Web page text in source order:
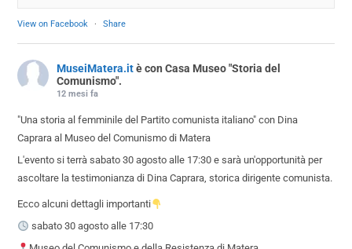
View on Facebook · Share
MuseiMatera.it è con Casa Museo "Storia del
Comunismo".
12 mesi fa
"Una storia al femminile del Partito comunista italiano" con Dina
Caprara al Museo del Comunismo di Matera
L'evento si terrà sabato 30 agosto alle 17:30 e sarà un'opportunità per
ascoltare la testimonianza di Dina Caprara, storica dirigente comunista.
Ecco alcuni dettagli importanti
sabato 30 agosto alle 17:30